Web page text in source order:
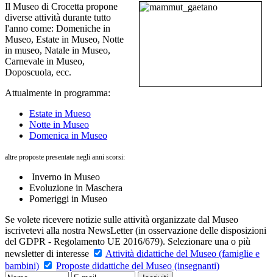
Il Museo di Crocetta propone
diverse attività durante tutto
l'anno come: Domeniche in
Museo, Estate in Museo, Notte
in museo, Natale in Museo,
Carnevale in Museo,
Doposcuola, ecc.
Attualmente in programma:
Estate in Mueso
Notte in Museo
Domenica in Museo
altre proposte presentate negli anni scorsi:
Inverno in Museo
Evoluzione in Maschera
Pomeriggi in Museo
Se volete ricevere notizie sulle attività organizzate dal Museo
iscrivetevi alla nostra NewsLetter (in osservazione delle disposizioni
del GDPR - Regolamento UE 2016/679). Selezionare una o più
newsletter di interesse
Attività didattiche del Museo (famiglie e
bambini)
Proposte didattiche del Museo (insegnanti)